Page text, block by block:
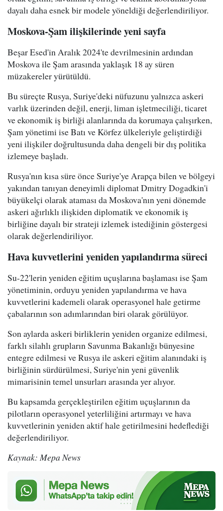
dayalı daha esnek bir modele yöneldiği değerlendiriliyor.
Moskova-Şam ilişkilerinde yeni sayfa
Beşar Esed'in Aralık 2024'te devrilmesinin ardından
Moskova ile Şam arasında yaklaşık 18 ay süren
müzakereler yürütüldü.
Bu süreçte Rusya, Suriye'deki nüfuzunu yalnızca askeri
varlık üzerinden değil, enerji, liman işletmeciliği, ticaret
ve ekonomik iş birliği alanlarında da korumaya çalışırken,
Şam yönetimi ise Batı ve Körfez ülkeleriyle geliştirdiği
yeni ilişkiler doğrultusunda daha dengeli bir dış politika
izlemeye başladı.
Rusya'nın kısa süre önce Suriye'ye Arapça bilen ve bölgeyi
yakından tanıyan deneyimli diplomat Dmitry Dogadkin'i
büyükelçi olarak ataması da Moskova'nın yeni dönemde
askeri ağırlıklı ilişkiden diplomatik ve ekonomik iş
birliğine dayalı bir strateji izlemek istediğinin göstergesi
olarak değerlendiriliyor.
Hava kuvvetlerini yeniden yapılandırma süreci
Su-22'lerin yeniden eğitim uçuşlarına başlaması ise Şam
yönetiminin, orduyu yeniden yapılandırma ve hava
kuvvetlerini kademeli olarak operasyonel hale getirme
çabalarının son adımlarından biri olarak görülüyor.
Son aylarda askeri birliklerin yeniden organize edilmesi,
farklı silahlı grupların Savunma Bakanlığı bünyesine
entegre edilmesi ve Rusya ile askeri eğitim alanındaki iş
birliğinin sürdürülmesi, Suriye'nin yeni güvenlik
mimarisinin temel unsurları arasında yer alıyor.
Bu kapsamda gerçekleştirilen eğitim uçuşlarının da
pilotların operasyonel yeterliliğini artırmayı ve hava
kuvvetlerinin yeniden aktif hale getirilmesini hedeflediği
değerlendiriliyor.
Kaynak: Mepa News